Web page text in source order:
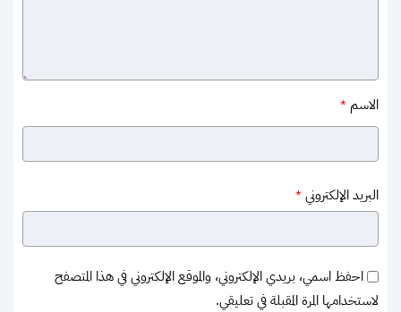
الاسم *
البريد الإلكتروني *
احفظ اسمي، بريدي الإلكتروني، والموقع الإلكتروني في هذا المتصفح
لاستخدامها المرة المقبلة في تعليقي.